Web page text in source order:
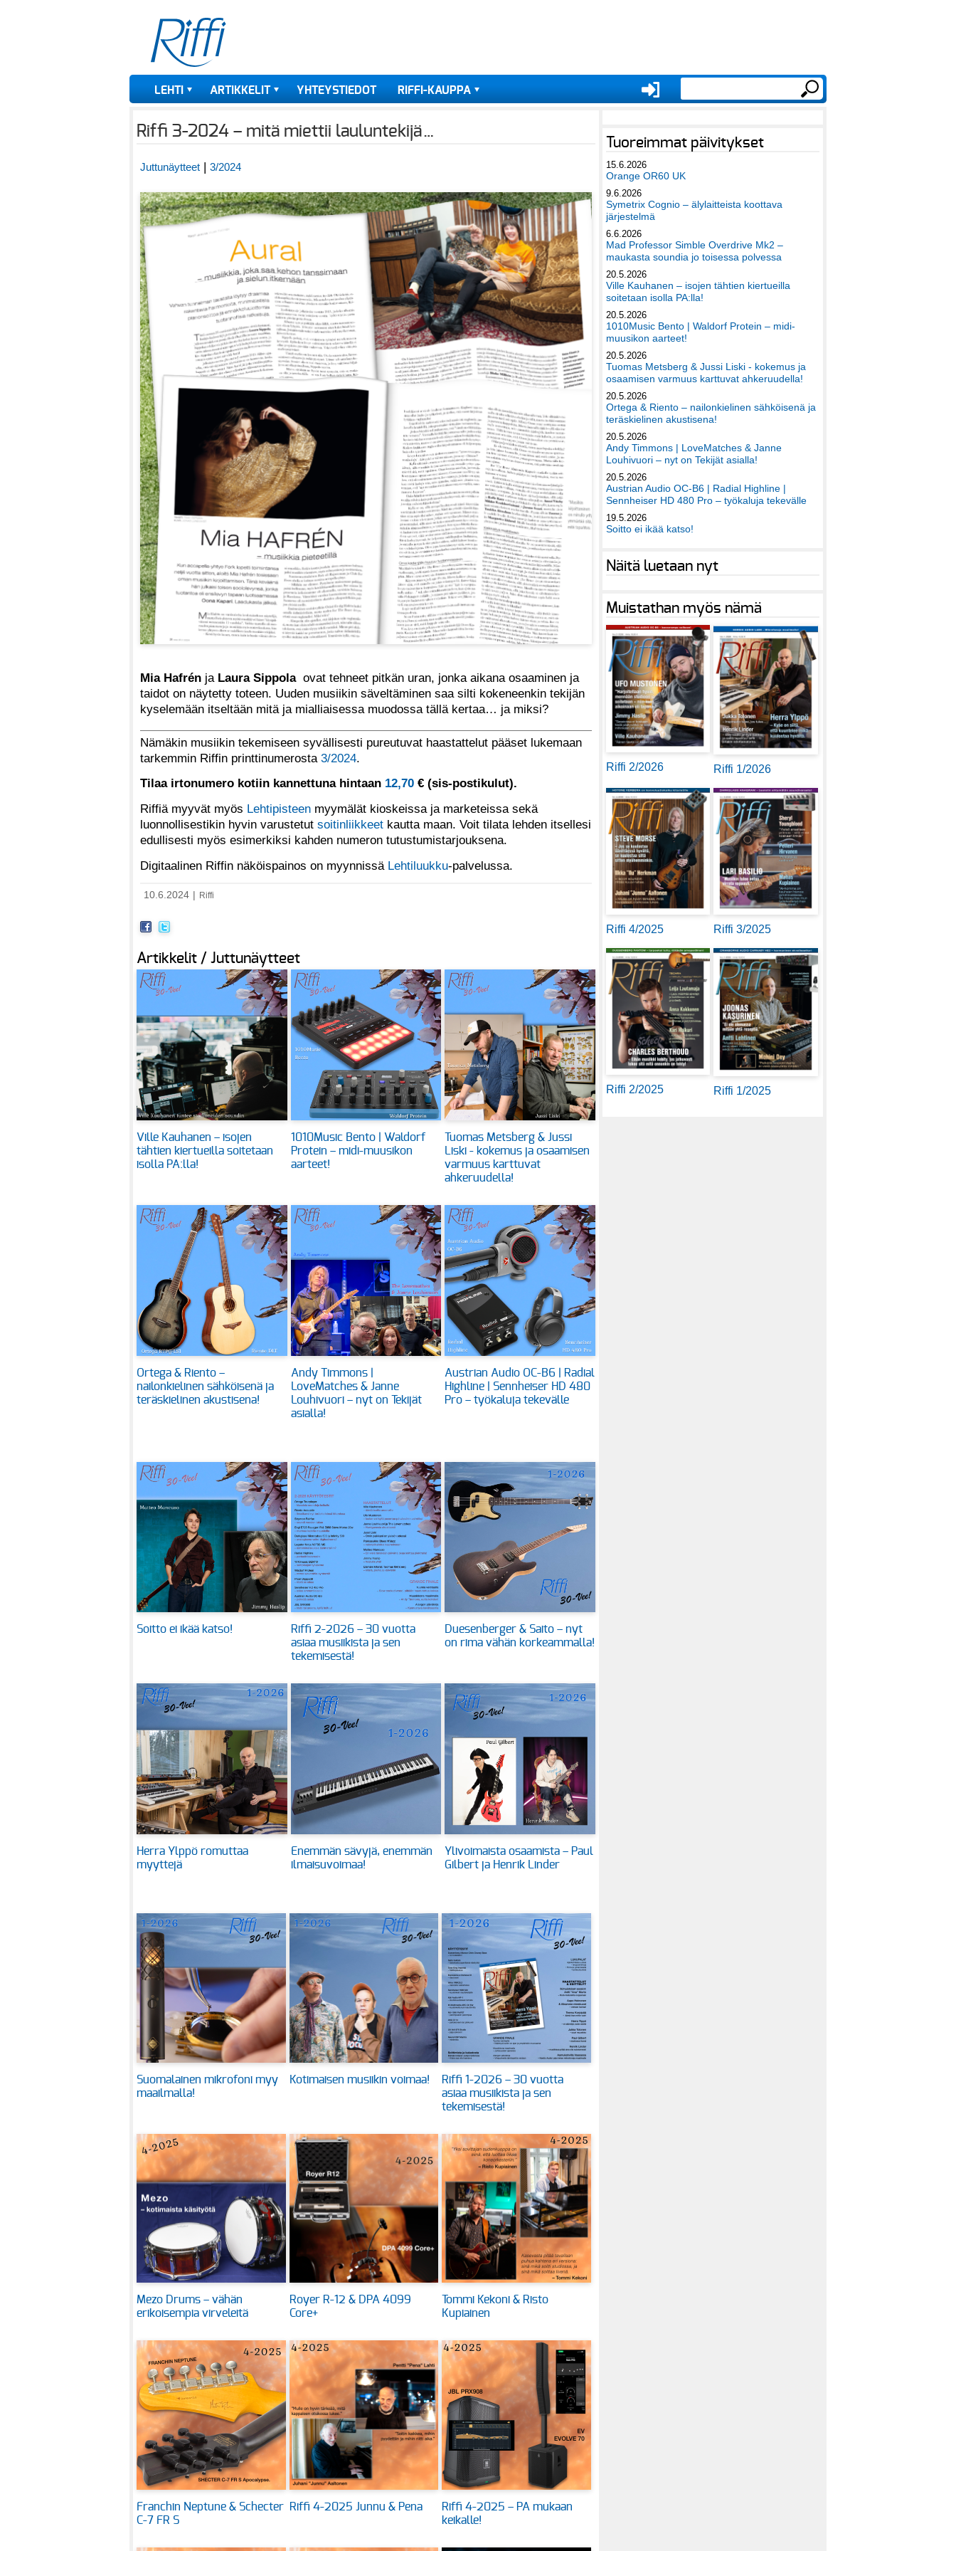
LEHTI ARTIKKELIT YHTEYSTIEDOT RIFFI-KAUPPA
Riffi 3-2024 – mitä miettii lauluntekijä…
Juttunäytteet | 3/2024
Mia Hafrén ja Laura Sippola ovat tehneet pitkän uran, jonka aikana osaaminen ja
taidot on näytetty toteen. Uuden musiikin säveltäminen saa silti kokeneenkin tekijän
kyselemään itseltään mitä ja mialliaisessa muodossa tällä kertaa… ja miksi?
Nämäkin musiikin tekemiseen syvällisesti pureutuvat haastattelut pääset lukemaan
tarkemmin Riffin printtinumerosta 3/2024.
Tilaa irtonumero kotiin kannettuna hintaan 12,70 € (sis-postikulut).
Riffiä myyvät myös Lehtipisteen myymälät kioskeissa ja marketeissa sekä
luonnollisestikin hyvin varustetut soitinliikkeet kautta maan. Voit tilata lehden itsellesi
edullisesti myös esimerkiksi kahden numeron tutustumistarjouksena.
Digitaalinen Riffin näköispainos on myynnissä Lehtiluukku-palvelussa.
10.6.2024 Riffi
Artikkelit / Juttunäytteet
Ville Kauhanen – isojen
tähtien kiertueilla soitetaan
isolla PA:lla!
1010Music Bento | Waldorf
Protein – midi-muusikon
aarteet!
Tuomas Metsberg & Jussi
Liski - kokemus ja osaamisen
varmuus karttuvat
ahkeruudella!
Ortega & Riento –
nailonkielinen sähköisenä ja
teräskielinen akustisena!
Andy Timmons |
LoveMatches & Janne
Louhivuori – nyt on Tekijät
asialla!
Austrian Audio OC-B6 | Radial
Highline | Sennheiser HD 480
Pro – työkaluja tekevälle
Soitto ei ikää katso!
Riffi 2-2026 – 30 vuotta
asiaa musiikista ja sen
tekemisestä!
Duesenberger & Saito – nyt
on rima vähän korkeammalla!
Herra Ylppö romuttaa
myyttejä
Enemmän sävyjä, enemmän
ilmaisuvoimaa!
Ylivoimaista osaamista – Paul
Gilbert ja Henrik Linder
Suomalainen mikrofoni myy
maailmalla!
Kotimaisen musiikin voimaa!
Riffi 1-2026 – 30 vuotta
asiaa musiikista ja sen
tekemisestä!
Mezo Drums – vähän
erikoisempia virveleitä
Royer R-12 & DPA 4099
Core+
Tommi Kekoni & Risto
Kupiainen
Franchin Neptune & Schecter
C-7 FR S
Riffi 4-2025 Junnu & Pena
Riffi 4-2025 – PA mukaan
keikalle!
Tuoreimmat päivitykset
15.6.2026
Orange OR60 UK
9.6.2026
Symetrix Cognio – älylaitteista koottava
järjestelmä
6.6.2026
Mad Professor Simble Overdrive Mk2 –
maukasta soundia jo toisessa polvessa
20.5.2026
Ville Kauhanen – isojen tähtien kiertueilla
soitetaan isolla PA:lla!
20.5.2026
1010Music Bento | Waldorf Protein – midi-
muusikon aarteet!
20.5.2026
Tuomas Metsberg & Jussi Liski - kokemus ja
osaamisen varmuus karttuvat ahkeruudella!
20.5.2026
Ortega & Riento – nailonkielinen sähköisenä ja
teräskielinen akustisena!
20.5.2026
Andy Timmons | LoveMatches & Janne
Louhivuori – nyt on Tekijät asialla!
20.5.2026
Austrian Audio OC-B6 | Radial Highline |
Sennheiser HD 480 Pro – työkaluja tekevälle
19.5.2026
Soitto ei ikää katso!
Näitä luetaan nyt
Muistathan myös nämä
Riffi 2/2026 Riffi 1/2026
Riffi 4/2025 Riffi 3/2025
Riffi 2/2025 Riffi 1/2025